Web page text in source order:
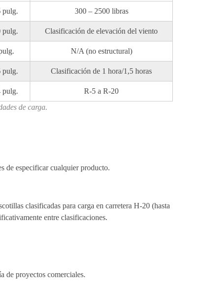
pulg. 300 – 2500 libras
pulg. Clasificación de elevación del viento
N/A (no estructural)
pulg. Clasificación de 1 hora/1,5 horas
pulg.
R-5 a R-20
de carga.
de especificar cualquier producto.
clasificadas para carga en carretera H-20 (hasta
entre clasificaciones.
de proyectos comerciales.